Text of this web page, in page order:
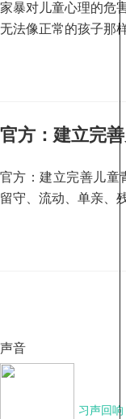
家暴对儿童心理的危
无法像正常的孩子那
暴会对儿童心理方
官方：建立完善儿童
留守、流动、单亲、
学校建立心理服务
声音
习声回响